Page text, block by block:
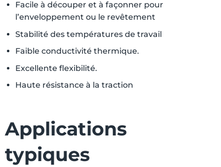
Facile à découper et à façonner pour
l’enveloppement ou le revêtement
Stabilité des températures de travail
Faible conductivité thermique.
Excellente flexibilité.
Haute résistance à la traction
Applications
typiques